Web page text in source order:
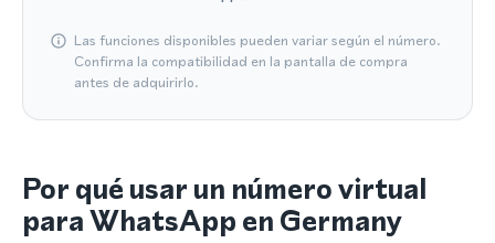
Las funciones disponibles pueden variar según el número.
Confirma la compatibilidad en la pantalla de compra
antes de adquirirlo.
Por qué usar un número virtual
para WhatsApp en Germany